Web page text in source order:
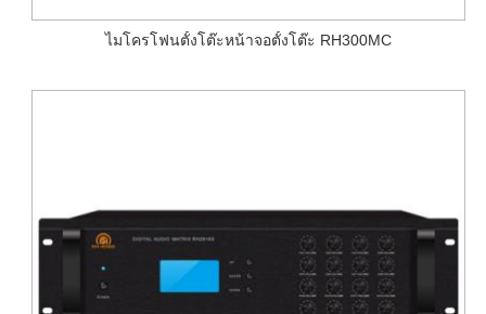
ไมโครโฟนตั้งโต๊ะหน้าจอตั้งโต๊ะ RH300MC